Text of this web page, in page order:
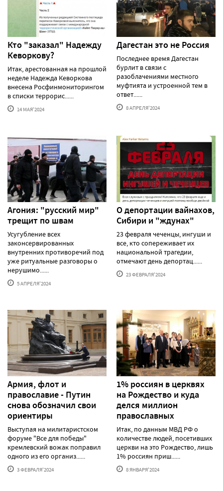
Кто "заказал" Надежду
Кеворкову?
Итак, арестованная на прошлой
неделе Надежда Кеворкова
внесена Росфинмониторингом
в списки террорис......
14 МАЯ'2024
Дагестан это не Россия
Последнее время Дагестан
бурлит в связи с
разоблачениями местного
муфтията и устроенной тем в
ответ......
8 АПРЕЛЯ'2024
Агония: "русский мир"
трещит по швам
Усугубление всех
законсервированных
внутренних противоречий под
уже ритуальные разговоры о
нерушимо......
5 АПРЕЛЯ'2024
О депортации вайнахов,
Сибири и "ждунах"
23 февраля чеченцы, ингуши и
все, кто сопереживает их
национальной трагедии,
отмечают день депортац......
23 ФЕВРАЛЯ'2024
Армия, флот и
православие - Путин
снова обозначил свои
ориентиры
Выступая на милитаристском
форуме "Все для победы"
кремлевский вожак поправил
одного из его организ......
3 ФЕВРАЛЯ'2024
1% россиян в церквях
на Рождество и куда
делся миллион
православных
Итак, по данным МВД РФ о
количестве людей, посетивших
церкви на это Рождество, лишь
1% россиян приш......
8 ЯНВАРЯ'2024